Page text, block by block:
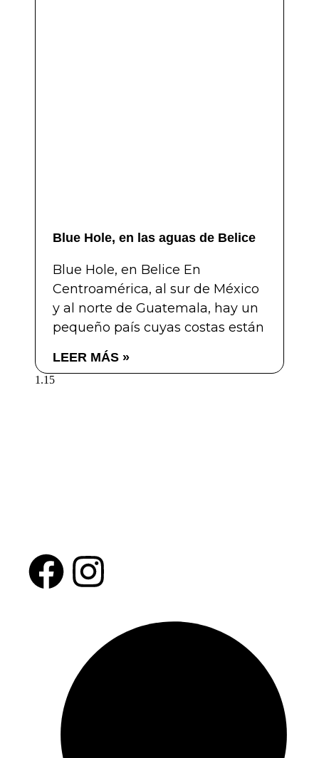
Blue Hole, en las aguas de Belice
Blue Hole, en Belice En
Centroamérica, al sur de México
y al norte de Guatemala, hay un
pequeño país cuyas costas están
LEER MÁS »